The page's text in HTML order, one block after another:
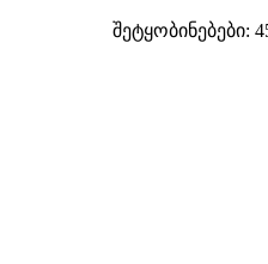
შეტყობინებები: